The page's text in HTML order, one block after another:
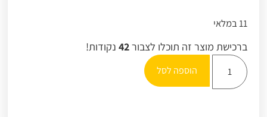
11 במלאי
ברכישת מוצר זה תוכלו לצבור42נקודות!
הוספה לסל